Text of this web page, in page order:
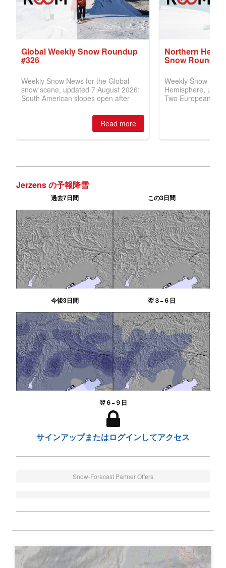
Jerzens の予報降雪
過去7日間 この3日間
今後3日間 翌３−６日
翌６−９日
サインアップまたはログインしてアクセス
Snow-Forecast Partner Offers